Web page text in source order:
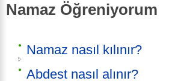
Namaz Öğreniyorum
Namaz nasıl kılınır?
Abdest nasıl alınır?